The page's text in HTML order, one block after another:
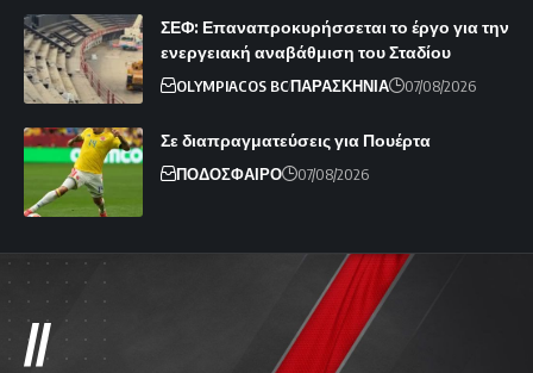
ΣΕΦ: Επαναπροκυρήσσεται το έργο για την
ενεργειακή αναβάθμιση του Σταδίου
OLYMPIACOS BCΠΑΡΑΣΚΗΝΙΑ 07/08/2026
Σε διαπραγματεύσεις για Πουέρτα
ΠΟΔΟΣΦΑΙΡΟ 07/08/2026
//